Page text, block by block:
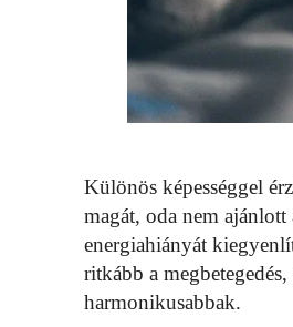
Különös képességgel
magát, oda nem
energiahiányát
ritkább a
harmonikusabbak.